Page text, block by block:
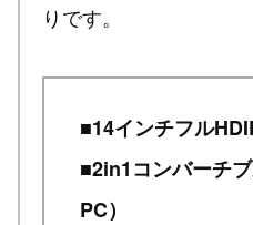
りです。
■14インチフル
■2in1コンバーチ
PC）